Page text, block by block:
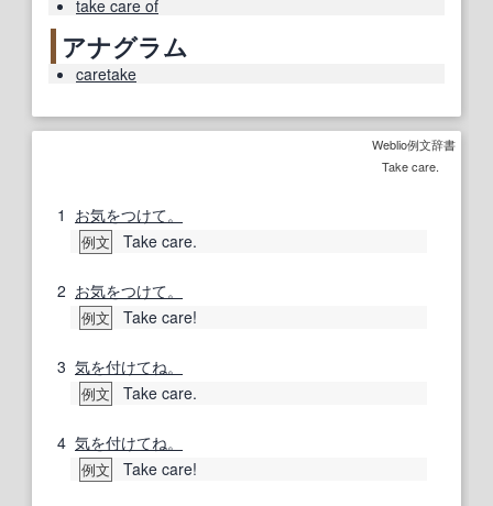
take care of
アナグラム
caretake
Weblio例文辞書
Take care.
1 お気をつけて。
例文 Take care.
2 お気をつけて。
例文 Take care!
3 気を付けてね。
例文 Take care.
4 気を付けてね。
例文 Take care!